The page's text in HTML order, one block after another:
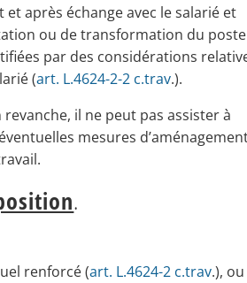
après échange avec le salarié et
ou de transformation du
par des considérations
(art. L.4624-2-2 c.trav.).
il ne peut pas assister à
mesures
.
renforcé (art. L.4624-2 c.trav.), ou